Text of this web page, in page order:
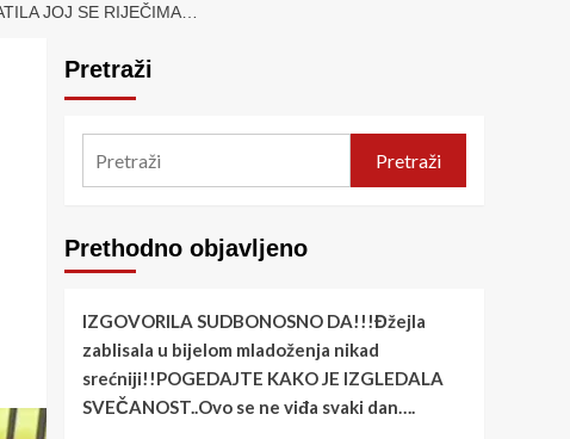
JOJ SE RIJEČIMA…
Pretraži
Pretraži
Prethodno objavljeno
IZGOVORILA SUDBONOSNO DA!!!Đžejla
zablisala u bijelom mladoženja nikad
srećniji!!POGEDAJTE KAKO JE IZGLEDALA
SVEČANOST..Ovo se ne viđa svaki dan….